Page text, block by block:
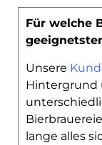
Für welche
Unsere
Hintergrund
lange alles